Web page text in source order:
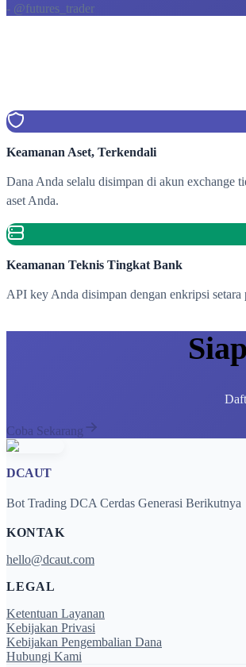
- @futures_trader
Keamanan Aset, Terkendali
Dana Anda selalu disimpan di akun exchange
aset Anda.
Keamanan Teknis Tingkat Bank
API key Anda disimpan dengan enkripsi
Coba Sekarang
DCAUT
Bot Trading DCA Cerdas Generasi Berikutnya
KONTAK
hello@dcaut.com
LEGAL
Ketentuan Layanan
Kebijakan Privasi
Kebijakan Pengembalian Dana
Hubungi Kami